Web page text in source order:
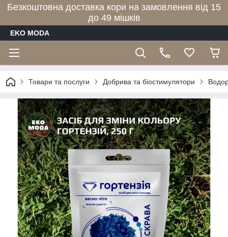
Безкоштовна доставка кори на замовлення від 15
до 49 мішків
EKO MODA
Товари та послуги Добрива та біостимулятори